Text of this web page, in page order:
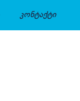
კონტაქტი